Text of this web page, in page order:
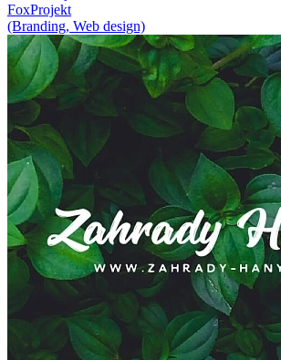
FoxProjekt
(Branding, Web design)